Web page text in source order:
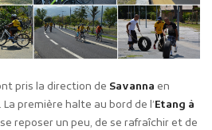
pris la direction de Savanna en
. La première halte au bord de l’Etang à
reposer un peu, de se rafraîchir et de